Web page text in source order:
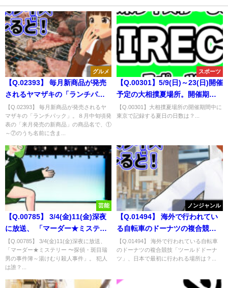
グルメ
【Q.02393】 毎月新商品が発売
されるヤマザキの「ランチパッ
ク」。８月中旬頃発表の「来月
発売の新商品」の商品名で、①
～⑦のうち名前に含まれる単語
【Q.02393】 毎月新商品が発売されるヤ
マザキの「ランチパック」。８月中旬頃発
表の「来月発売の新商品」の商品名で、①
～⑦のうち名前に含ま...
スポーツ
【Q.00301】5/9(日)～23(日)開催
予定の大相撲夏場所。開催期間
中に東京で記録する夏日の日数
は？
【Q.00301】大相撲夏場所の開催期間中に
東京で記録する夏日の日数は？...
芸能
【Q.00785】 3/4(金)11(金)深夜
に放送、 「マーダー★ミステリ
ー 〜探偵・斑目瑞男の事件簿～
湯けむり殺人事件」。 犯人は
誰？
【Q.00785】 3/4(金)11(金)深夜に放送、
「マーダー★ミステリー 〜探偵・斑目瑞
男の事件簿～湯けむり殺人事件」。 犯人
は誰？...
ノンジャンル
【Q.01494】 海外で行われてい
る自転車のドーナツの複合競技
「ツールドドーナツ」、日本で
最初に行われる場所は？
【Q.01494】 海外で行われている自転車
のドーナツの複合競技「ツールドドーナ
ツ」、日本で最初に行われる場所は？...